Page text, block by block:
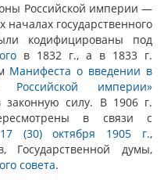
Российской империи —
государственного
кодифицированы под
в 1832 г., а в 1833 г.
Манифеста о введении в
империи»
законную силу. В 1906 г.
в связи с
(30) октября 1905 г.,
Государственной думы,
совета.